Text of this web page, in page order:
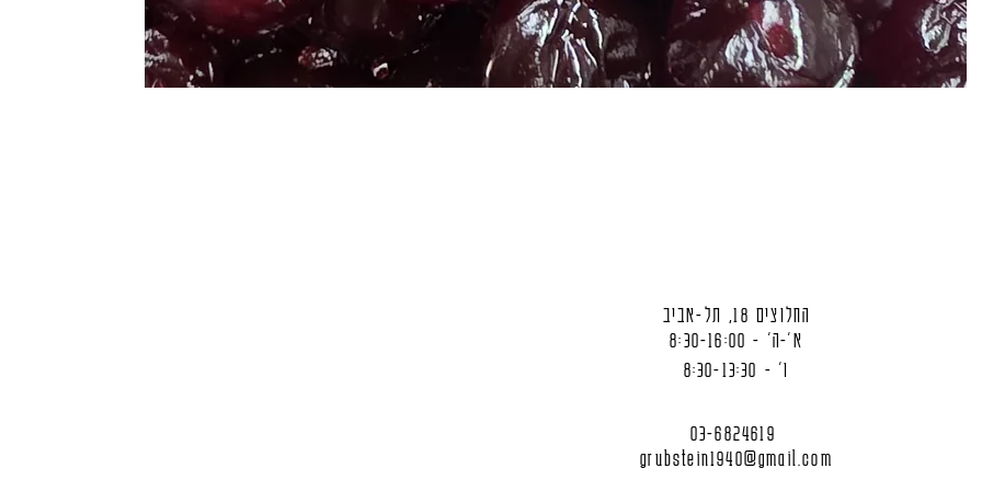
החלוצים 18, תל-אביב
א'-ה' - 8:30-16:00
ו' - 8:30-13:30
03-6824619
grubstein1940@gmail.com